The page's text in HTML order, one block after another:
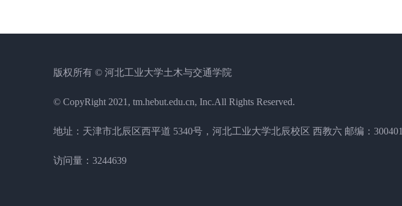
版权所有 © 河北工业大学土木与交通学院
© CopyRight 2021, tm.hebut.edu.cn, Inc.All Rights Reserved.
地址：天津市北辰区西平道 5340号，河北工业大学北辰校区 西教六 邮编：300401
访问量： 3244639